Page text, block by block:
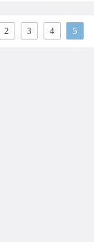
2 3 4 5